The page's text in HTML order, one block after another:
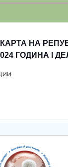
НА
ГОДИНА I